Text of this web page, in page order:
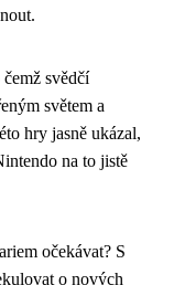
čemž svědčí
světem a
hry jasně ukázal,
na to jistě
očekávat? S
o nových